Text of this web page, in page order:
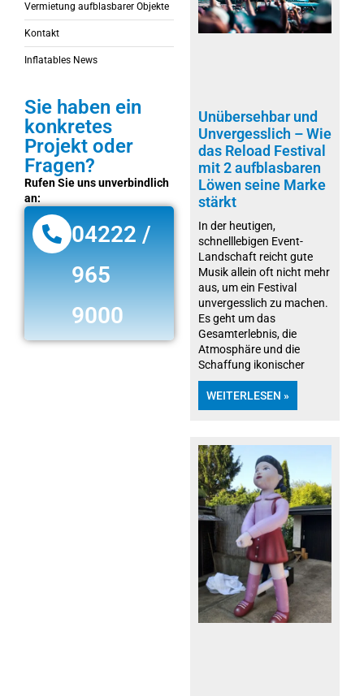
Vermietung aufblasbarer Objekte
Kontakt
Inflatables News
Sie haben ein
konkretes
Projekt oder
Fragen?
Rufen Sie uns unverbindlich
an:
04222 /
965
9000
Unübersehbar und
Unvergesslich – Wie
das Reload Festival
mit 2 aufblasbaren
Löwen seine Marke
stärkt
In der heutigen,
schnelllebigen Event-
Landschaft reicht gute
Musik allein oft nicht mehr
aus, um ein Festival
unvergesslich zu machen.
Es geht um das
Gesamterlebnis, die
Atmosphäre und die
Schaffung ikonischer
WEITERLESEN »